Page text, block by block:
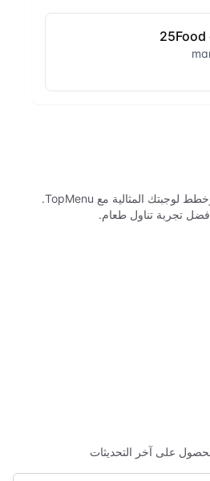
اكتشف المطاعم في مدينتك وخطط لوجبتك المثالية مع TopMenu.
تجربة تناول طعام.
على آخر التحديثات